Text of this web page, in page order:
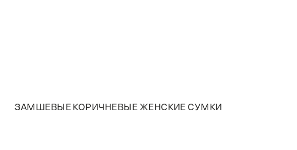
ЗАМШЕВЫЕ КОРИЧНЕВЫЕ ЖЕНСКИЕ СУМКИ